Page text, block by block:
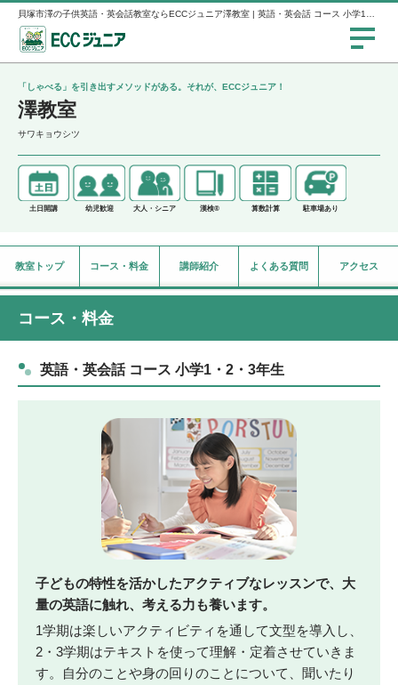
「しゃべる」を引き出すメソッドがある。それが、ECCジュニア！
澤教室
サワキョウシツ
土日開講 幼児歓迎 大人・シニア 漢検® 算数計算 駐車場あり
教室トップ コース・料金 講師紹介 よくある質問 アクセス
コース・料金
英語・英会話 コース 小学1・2・3年生
子どもの特性を活かしたアクティブなレッスンで、大
量の英語に触れ、考える力も養います。
1学期は楽しいアクティビティを通して文型を導入し、
2・3学期はテキストを使って理解・定着させていきま
す。自分のことや身の回りのことについて、聞いたり